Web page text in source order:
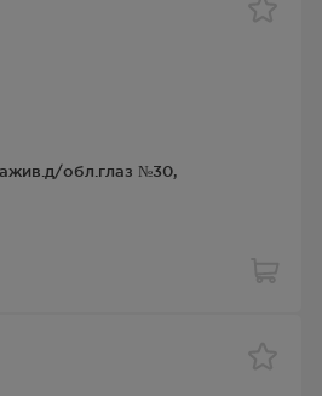
обл.глаз №30,